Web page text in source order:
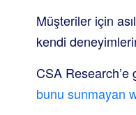
Müşteriler için
kendi
CSA Research’e
bunu sunmayan